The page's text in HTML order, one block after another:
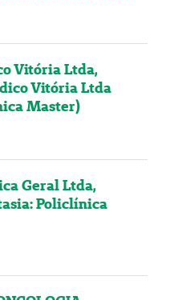
Vitória Ltda,
Vitória Ltda
Master)
Geral Ltda,
Policlínica